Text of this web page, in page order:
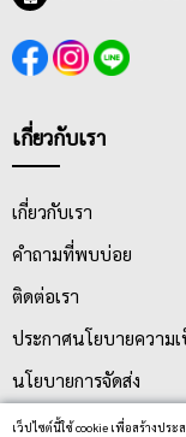
เว็ปไซต์นี้ใช้ cookie เพื่อสร้างป
เกี่ยวกับเรา
เกี่ยวกับเรา
คำถามที่พบบ่อย
ติดต่อเรา
ประกาศนโยบายความ
นโยบายการจัดส่ง
นโยบายการเปลี่ยน/คื